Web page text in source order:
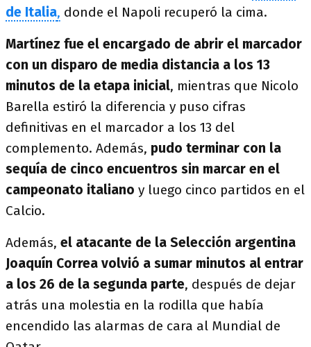
de Italia, donde el Napoli recuperó la cima.
Martínez fue el encargado de abrir el marcador
con un disparo de media distancia a los 13
minutos de la etapa inicial, mientras que Nicolo
Barella estiró la diferencia y puso cifras
definitivas en el marcador a los 13 del
complemento. Además, pudo terminar con la
sequía de cinco encuentros sin marcar en el
campeonato italiano y luego cinco partidos en el
Calcio.
Además, el atacante de la Selección argentina
Joaquín Correa volvió a sumar minutos al entrar
a los 26 de la segunda parte, después de dejar
atrás una molestia en la rodilla que había
encendido las alarmas de cara al Mundial de